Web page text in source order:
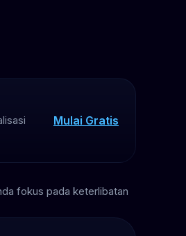
Mulai Gratis
fokus pada keterlibatan